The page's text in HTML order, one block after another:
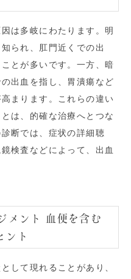
は多岐にわたります。明
られ、肛門近くでの出
とが多いです。一方、暗
出血を指し、胃潰瘍など
まります。これらの違い
は、的確な治療へとつな
断では、症状の詳細聴
検査などによって、出血
メント 血便を含む
ント
して現れることがあり、